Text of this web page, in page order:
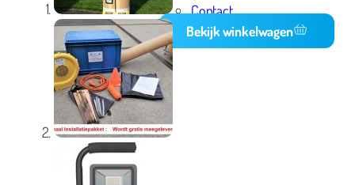
Contact
Bekijk winkelwagen